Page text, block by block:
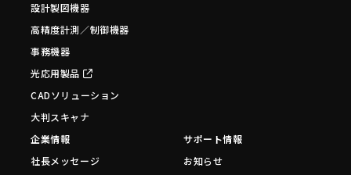
設計製図機器
高精度計測／制御機器
事務機器
光応用製品
CADソリューション
大判スキャナ
企業情報
社長メッセージ
サポート情報
お知らせ